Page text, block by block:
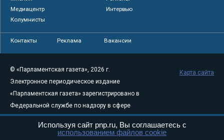
Медиацентр
Интервью
Колумнисты
Контакты Реклама Вакансии
© «Парламентская газета», 2026 г.
Электронное периодическое издание
«Парламентская газета» зарегистрировано в
Федеральной службе по надзору в сфере
связи, информационных технологий и
массовых коммуникаций (Роскомнадзор) 05
Карта сайта
Используя сайт pnp.ru, Вы соглашаетесь с
использованием файлов cookie